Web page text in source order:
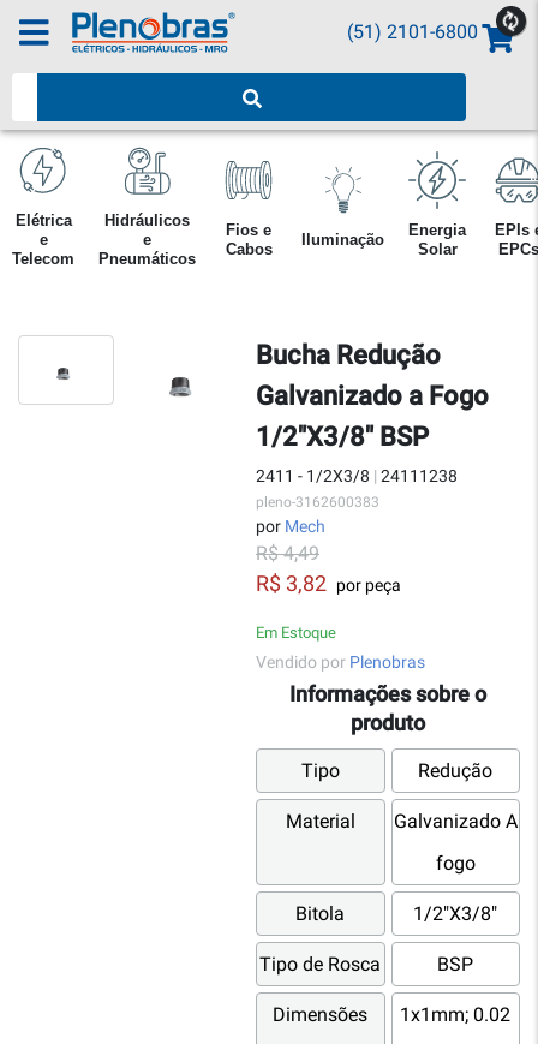
(51) 2101-6800
Elétrica
e
Telecom
Hidráulicos
e
Pneumáticos
Fios e
Cabos
Iluminação
Energia
Solar
EPIs
EPCs
Bucha Redução
Galvanizado a Fogo
1/2"X3/8" BSP
2411 - 1/2X3/8 | 24111238
pleno-3162600383
por Mech
R$ 4,49
R$ 3,82 por peça
Em Estoque
Vendido por Plenobras
Informações sobre o
produto
Tipo Redução
Material
Galvanizado A
fogo
Bitola 1/2"X3/8"
Tipo de Rosca BSP
Dimensões
1x1mm; 0.02